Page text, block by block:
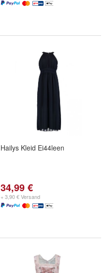
Hailys Kleid Ei44leen
34,99 €
+ 3,90 € Versand